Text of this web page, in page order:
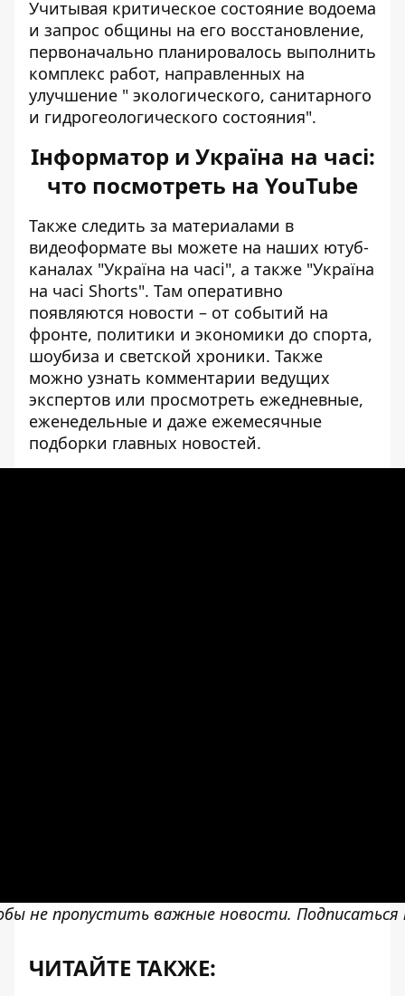
Учитывая критическое состояние водоема
и запрос общины на его восстановление,
первоначально планировалось выполнить
комплекс работ, направленных на
улучшение " экологического, санитарного
и гидрогеологического состояния".
Інформатор и Україна на часі:
что посмотреть на YouTube
Также следить за материалами в
видеоформате вы можете на наших ютуб-
каналах "Україна на часі", а также "Україна
на часі Shorts". Там оперативно
появляются новости – от событий на
фронте, политики и экономики до спорта,
шоубиза и светской хроники. Также
можно узнать комментарии ведущих
экспертов или просмотреть ежедневные,
еженедельные и даже ежемесячные
подборки главных новостей.
не пропустить важные новости.
ЧИТАЙТЕ ТАКЖЕ: